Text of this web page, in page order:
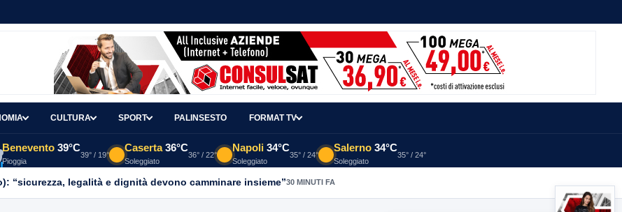
CULTURA SPORT PALINSESTO FORMAT TV
Benevento 39°C
Pioggia
39° / 19°
Caserta 36°C
Soleggiato
36° / 22°
Napoli 34°C
Soleggiato
35° / 24°
Salerno 34°C
Soleggiato
35° / 24°
“sicurezza, legalità e dignità devono camminare insieme”30 MINUTI FA